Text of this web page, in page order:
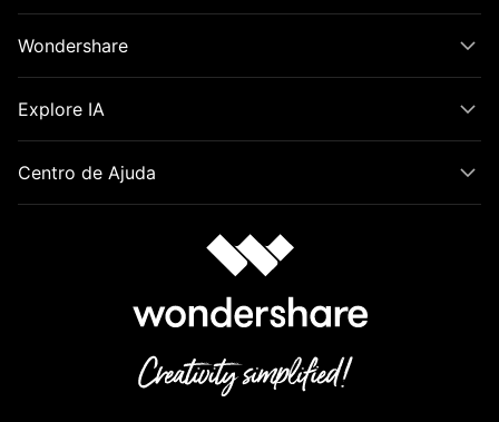
Wondershare
Explore IA
Centro de Ajuda